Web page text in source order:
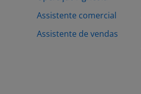
Assistente comercial
Assistente de vendas